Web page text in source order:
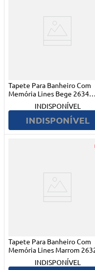
Tapete Para Banheiro Com
Memória Lines Bege 2634
INDISPONÍVEL
INDISPONÍVEL
Tapete Para Banheiro Com
Memória Lines Marrom
INDISPONÍVEL